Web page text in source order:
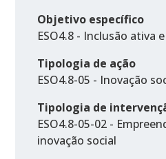
Objetivo específico
ESO4.8 - Inclusão ativa
Tipologia de ação
ESO4.8-05 - Inovação
Tipologia de
ESO4.8-05-02 -
inovação social